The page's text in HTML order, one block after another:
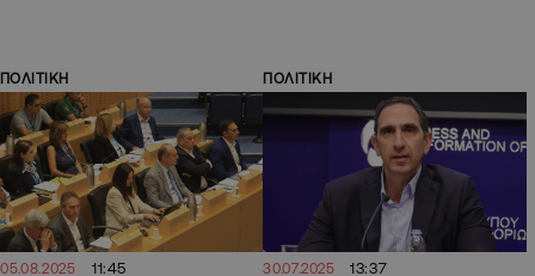
ΠΟΛΙΤΙΚΗ
05.08.2025 11:45
ΠΟΛΙΤΙΚΗ
30.07.2025 13:37